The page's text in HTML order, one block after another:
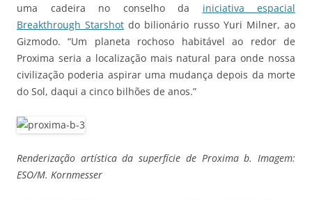
uma cadeira no conselho da iniciativa espacial
Breakthrough Starshot do bilionário russo Yuri Milner, ao
Gizmodo. “Um planeta rochoso habitável ao redor de
Proxima seria a localização mais natural para onde nossa
civilização poderia aspirar uma mudança depois da morte
do Sol, daqui a cinco bilhões de anos.”
Renderização artística da superfície de Proxima b. Imagem:
ESO/M. Kornmesser